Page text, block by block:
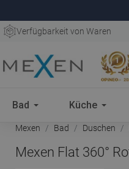
Verfügbarkeit von Waren
Bad Küche
Mexen Bad Duschen
Mexen Flat 360°